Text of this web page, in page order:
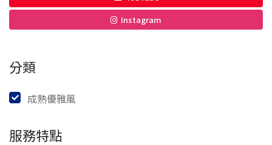
Instagram
分類
成熟優雅風
服務特點